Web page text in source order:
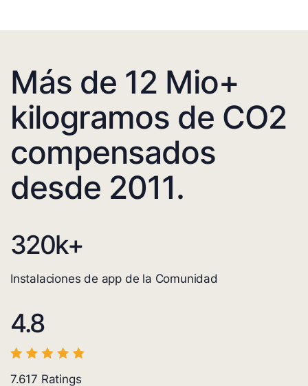
Más de 12 Mio+
kilogramos de CO2
compensados
desde 2011.
320k+
Instalaciones de app de la Comunidad
4.8
7.617 Ratings